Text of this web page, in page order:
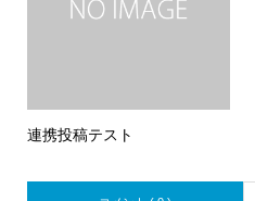
連携投稿テスト